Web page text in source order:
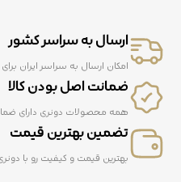
ارسال به سراسر کشور
امکان ارسال به سراسر ایران برای
ضمانت اصل بودن کالا
همه محصولات دونری دارای
تضمین بهترین قیمت
بهترین قیمت و کیفیت رو با دونری